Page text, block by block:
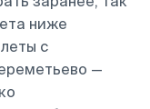
ниже
с
—